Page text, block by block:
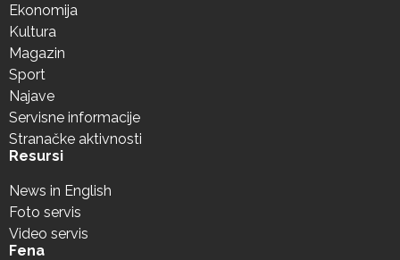
Ekonomija
Kultura
Magazin
Sport
Najave
Servisne informacije
Stranačke aktivnosti
Resursi
News in English
Foto servis
Video servis
Fena